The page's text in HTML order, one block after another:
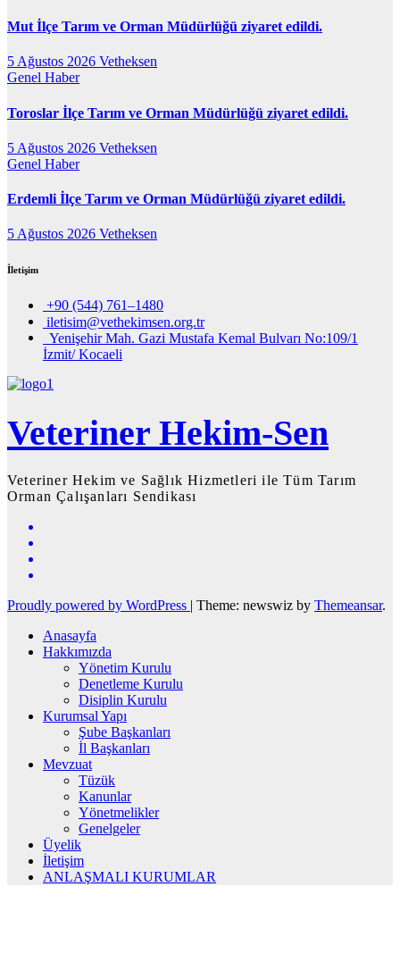
Mut İlçe Tarım ve Orman Müdürlüğü ziyaret edildi.
5 Ağustos 2026 Vetheksen
Genel Haber
Toroslar İlçe Tarım ve Orman Müdürlüğü ziyaret edildi.
5 Ağustos 2026 Vetheksen
Genel Haber
Erdemli İlçe Tarım ve Orman Müdürlüğü ziyaret edildi.
5 Ağustos 2026 Vetheksen
İletişim
+90 (544) 761–1480
iletisim@vethekimsen.org.tr
Yenişehir Mah. Gazi Mustafa Kemal Bulvarı No:109/1
İzmit/ Kocaeli
Veteriner Hekim-Sen
Veteriner Hekim ve Sağlık Hizmetleri ile Tüm Tarım
Orman Çalışanları Sendikası
Proudly powered by WordPress | Theme: newswiz by Themeansar.
Anasayfa
Hakkımızda
Yönetim Kurulu
Denetleme Kurulu
Disiplin Kurulu
Kurumsal Yapı
Şube Başkanları
İl Başkanları
Mevzuat
Tüzük
Kanunlar
Yönetmelikler
Genelgeler
Üyelik
İletişim
ANLAŞMALI KURUMLAR